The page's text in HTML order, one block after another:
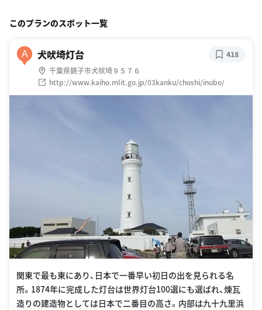
このプランのスポット一覧
A 犬吠埼灯台
千葉県銚子市犬吠埼９５７６
http://www.kaiho.mlit.go.jp/03kanku/choshi/inubo/
418
関東で最も東にあり、日本で一番早い初日の出を見られる名
所。1874年に完成した灯台は世界灯台100選にも選ばれ、煉瓦
造りの建造物としては日本で二番目の高さ。内部は九十九里浜